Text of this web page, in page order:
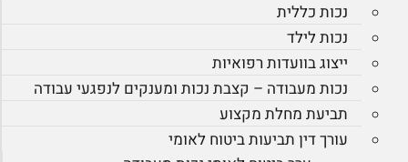
נכות כללית
נכות לילד
ייצוג בוועדות רפואיות
נכות מעבודה – קצבת נכות ומענקים לנפגעי עבודה
תביעת מחלת מקצוע
עורך דין תביעות ביטוח לאומי